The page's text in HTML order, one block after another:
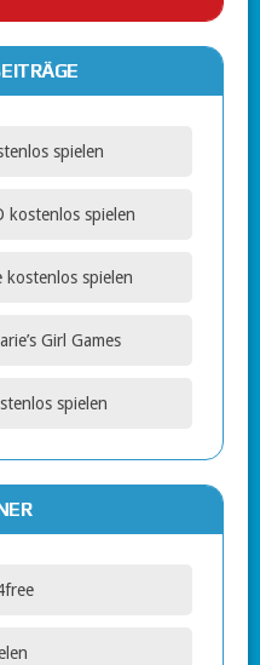
spielen
kostenlos spielen
kostenlos spielen
Girl Games
spielen